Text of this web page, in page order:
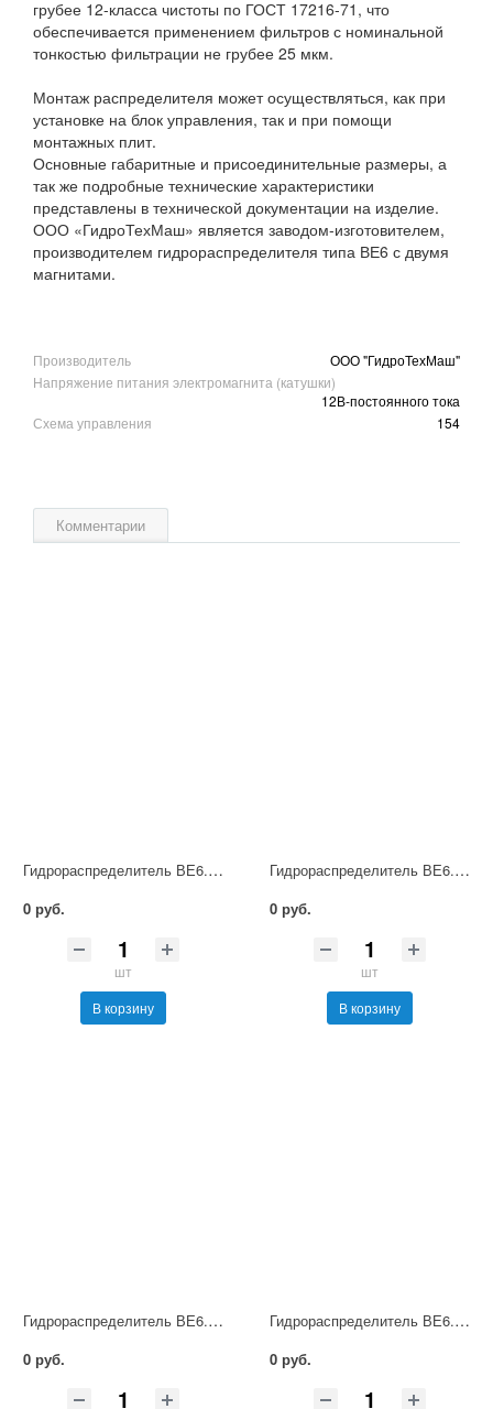
грубее 12-класса чистоты по ГОСТ 17216-71, что
обеспечивается применением фильтров с номинальной
тонкостью фильтрации не грубее 25 мкм.
Монтаж распределителя может осуществляться, как при
установке на блок управления, так и при помощи
монтажных плит.
Основные габаритные и присоединительные размеры, а
так же подробные технические характеристики
представлены в технической документации на изделие.
ООО «ГидроТехМаш» является заводом-изготовителем,
производителем гидрораспределителя типа ВЕ6 с двумя
магнитами.
Производитель
ООО "ГидроТехМаш"
Напряжение питания электромагнита (катушки)
12В-постоянного тока
Схема управления
154
Комментарии
Гидрораспределитель ВЕ6.34 Г24 НМ УХЛ4
0 руб.
шт
В корзину
Гидрораспределитель ВЕ6.64 В220 НМ УХЛ4
0 руб.
шт
В корзину
Гидрораспределитель ВЕ6.44 Г24 НМ УХЛ4
0 руб.
Гидрораспределитель ВЕ6.14 Г12 НМ УХЛ4
0 руб.